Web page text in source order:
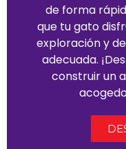
de forma
que tu gato
exploración y
adecuada.
construir un